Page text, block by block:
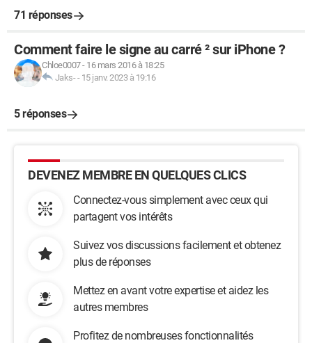
71 réponses
Comment faire le signe au carré ² sur iPhone ?
Chloe0007- 16 mars 2016 à 18:25
Jaks-- 15 janv. 2023 à 19:16
5 réponses
DEVENEZ MEMBRE EN QUELQUES CLICS
Connectez-vous simplement avec ceux qui
partagent vos intérêts
Suivez vos discussions facilement et obtenez
plus de réponses
Mettez en avant votre expertise et aidez les
autres membres
Profitez de nombreuses fonctionnalités